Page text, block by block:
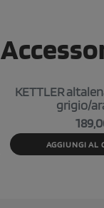
KETTLER
grigio/
AGGIUNGI AL